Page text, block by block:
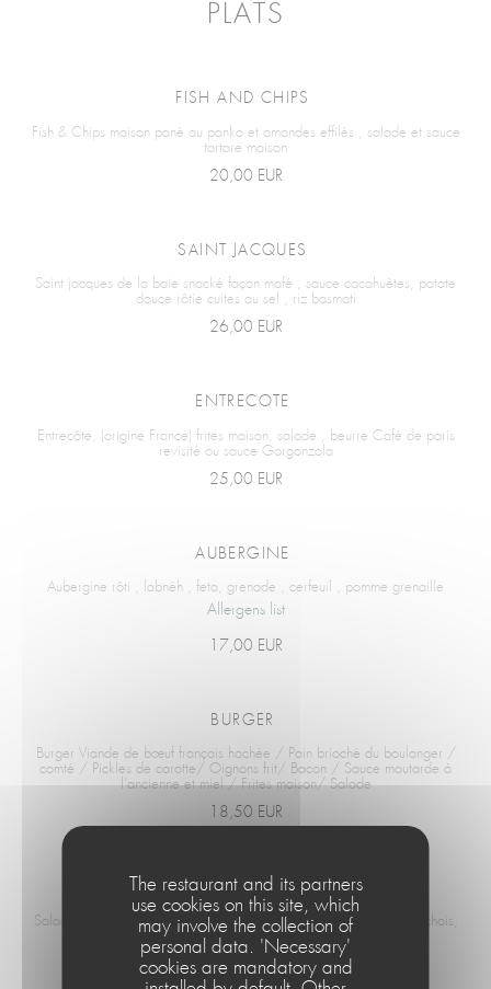
The restaurant and its partners
use cookies on this site, which
may involve the collection of
personal data. 'Necessary'
cookies are mandatory and
PLATS
FISH AND CHIPS
Fish & Chips maison pané au panko et amandes effilés , salade et sauce
tartare maison
20,00 EUR
SAINT JACQUES
Saint jacques de la baie snacké façon mafé , sauce cacahuètes, patate
douce rôtie cuites au sel , riz basmati
26,00 EUR
ENTRECOTE
Entrecôte, (origine France) frites maison, salade , beurre Café de paris
revisité ou sauce Gorgonzola
25,00 EUR
AUBERGINE
Aubergine rôti , labnéh , feta, grenade , cerfeuil , pomme grenaille
Allergens list
17,00 EUR
BURGER
Burger Viande de bœuf français hachée / Pain brioché du boulanger /
comté / Pickles de carotte/ Oignons frit/ Bacon / Sauce moutarde à
l’ancienne et miel / Frites maison/ Salade
18,50 EUR
SALADE CESAR
Salade césar ,salade, croûtons, oeuf dur Bio , sauce césar aux anchois,
pickles , poulet ,copeaux de parmesan
19,50 EUR